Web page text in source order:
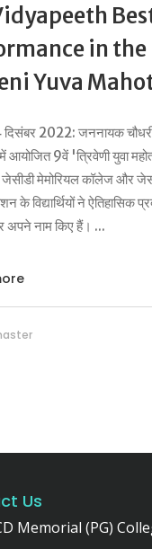
in
Yuva
दिसंबर 2022: जननायक
में आयोजित 9वें 'त्रिवेणी युवा
के जेसीडी मेमोरियल कॉलेज और
विद्यार्थियों ने ऐतिहासिक
अपने नाम किए हैं।
Us
Memorial (PG)